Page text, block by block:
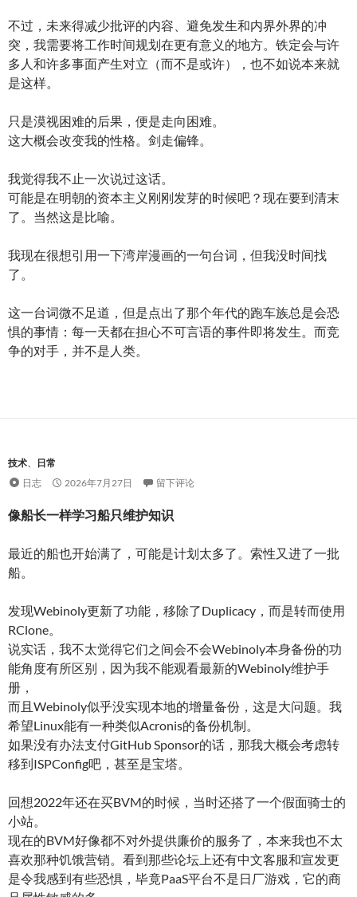
不过，未来得减少批评的内容、避免发生和内界外界的冲
突，我需要将工作时间规划在更有意义的地方。铁定会与许
多人和许多事面产生对立（而不是或许），也不如说本来就
是这样。
只是漠视困难的后果，便是走向困难。
这大概会改变我的性格。剑走偏锋。
我觉得我不止一次说过这话。
可能是在明朝的资本主义刚刚发芽的时候吧？现在要到清末
了。当然这是比喻。
我现在很想引用一下湾岸漫画的一句台词，但我没时间找
了。
这一台词微不足道，但是点出了那个年代的跑车族总是会恐
惧的事情：每一天都在担心不可言语的事件即将发生。而竞
争的对手，并不是人类。
技术、
日常
日志
2026年7月27日 留下评论
像船长一样学习船只维护知识
最近的船也开始满了，可能是计划太多了。索性又进了一批
船。
发现Webinoly更新了功能，移除了Duplicacy，而是转而使用
RClone。
说实话，我不太觉得它们之间会不会Webinoly本身备份的功
能角度有所区别，因为我不能观看最新的Webinoly维护手
册，
而且Webinoly似乎没实现本地的增量备份，这是大问题。我
希望Linux能有一种类似Acronis的备份机制。
如果没有办法支付GitHub Sponsor的话，那我大概会考虑转
移到ISPConfig吧，甚至是宝塔。
回想2022年还在买BVM的时候，当时还搭了一个假面骑士的
小站。
现在的BVM好像都不对外提供廉价的服务了，本来我也不太
喜欢那种饥饿营销。看到那些论坛上还有中文客服和宣发更
是令我感到有些恐惧，毕竟PaaS平台不是日厂游戏，它的商